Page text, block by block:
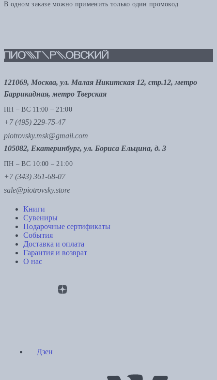
В одном заказе можно применить только один промокод
121069, Москва, ул. Малая Никитская 12, стр.12, метро
Баррикадная, метро Тверская
ПН – ВС 11:00 – 21:00
+7 (495) 229-75-47
piotrovsky.msk@gmail.com
105082, Екатеринбург, ул. Бориса Ельцина, д. 3
ПН – ВС 10:00 – 21:00
+7 (343) 361-68-07
sale@piotrovsky.store
Книги
Сувениры
Подарочные сертификаты
События
Доставка и оплата
Гарантия и возврат
О нас
Дзен